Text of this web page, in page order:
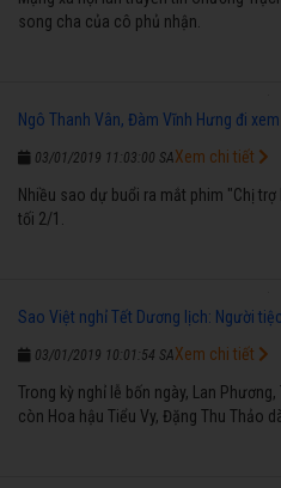
song cha của cô phủ nhận.
Ngô Thanh Vân, Đàm Vĩnh Hưng đi
03/01/2019 11:03:00 SA
Nhiều sao dự buổi ra mắt phim "Chị
tối 2/1.
Xem chi tiết
Sao Việt nghỉ Tết Dương lịch: Người
03/01/2019 10:01:54 SA
Trong kỳ nghỉ lễ bốn ngày, Lan
còn Hoa hậu Tiểu Vy, Đặng Thu Thảo
Xem chi tiết